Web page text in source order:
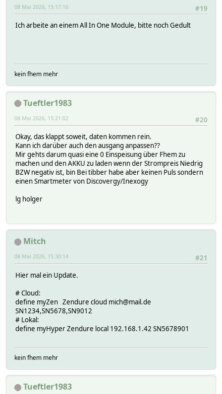
#19
08 Mai 2026, 15:17:16
Ich arbeite an einem All In One Module, bitte noch Gedult
kein fhem mehr
Tueftler1983
#20
08 Mai 2026, 15:21:02
Okay, das klappt soweit, daten kommen rein.
Kann ich darüber auch den ausgang anpassen??
Mir gehts darum quasi eine 0 Einspeisung über Fhem zu
machen und den AKKU zu laden wenn der Strompreis Niedrig
BZW negativ ist, bin Bei tibber habe aber keinen Puls sondern
einen Smartmeter von Discovergy/Inexogy
lg holger
Mitch
#21
08 Mai 2026, 15:30:14
Hier mal ein Update.
# Cloud:
define myZen Zendure cloud mich@mail.de
SN1234,SN5678,SN9012
# Lokal:
define myHyper Zendure local 192.168.1.42 SN5678901
kein fhem mehr
Tueftler1983